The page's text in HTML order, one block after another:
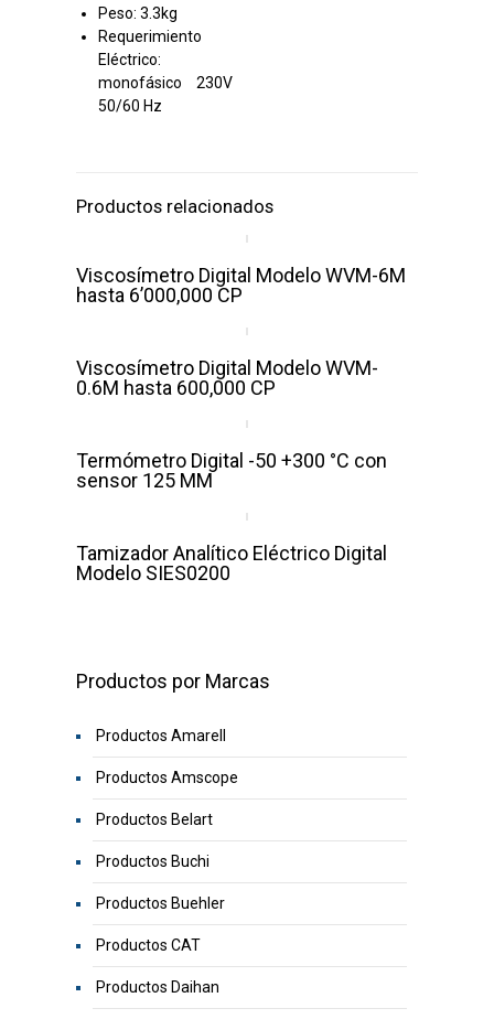
Peso: 3.3kg
Requerimiento
Eléctrico:
monofásico 230V
50/60 Hz
Productos relacionados
Viscosímetro Digital Modelo WVM-6M
hasta 6’000,000 CP
Viscosímetro Digital Modelo WVM-
0.6M hasta 600,000 CP
Termómetro Digital -50 +300 °C con
sensor 125 MM
Tamizador Analítico Eléctrico Digital
Modelo SIES0200
Productos por Marcas
Productos Amarell
Productos Amscope
Productos Belart
Productos Buchi
Productos Buehler
Productos CAT
Productos Daihan